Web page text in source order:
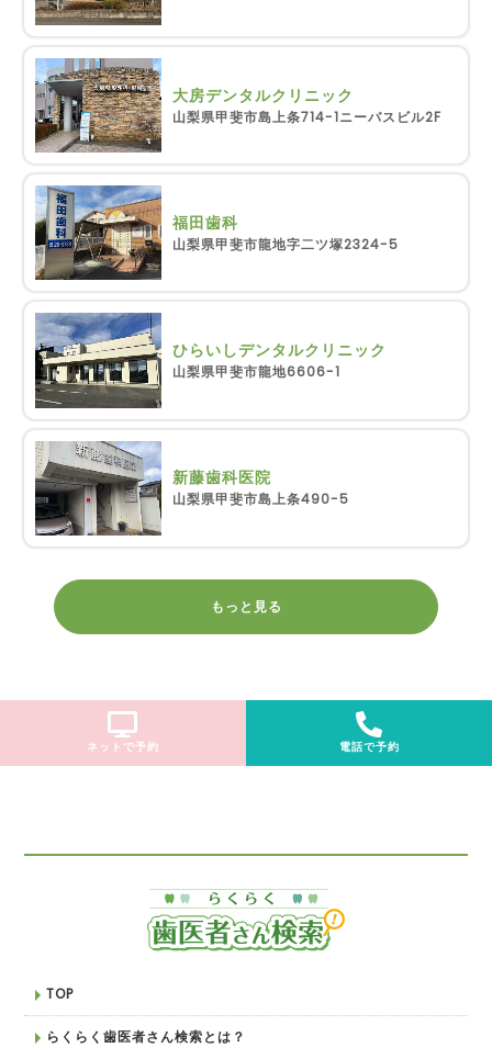
大房デンタルクリニック
山梨県甲斐市島上条714-1ニーバスビル2F
福田歯科
山梨県甲斐市龍地字二ツ塚2324-5
ひらいしデンタルクリニック
山梨県甲斐市龍地6606-1
新藤歯科医院
山梨県甲斐市島上条490-5
もっと見る
ネットで予約 電話で予約
TOP
らくらく歯医者さん検索とは？